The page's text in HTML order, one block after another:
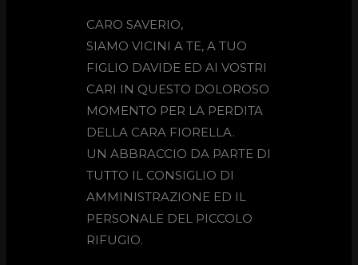
CARO SAVERIO,
SIAMO VICINI A TE, A TUO
FIGLIO DAVIDE ED AI VOSTRI
CARI IN QUESTO DOLOROSO
MOMENTO PER LA PERDITA
DELLA CARA FIORELLA.
UN ABBRACCIO DA PARTE DI
TUTTO IL CONSIGLIO DI
AMMINISTRAZIONE ED IL
PERSONALE DEL PICCOLO
RIFUGIO.